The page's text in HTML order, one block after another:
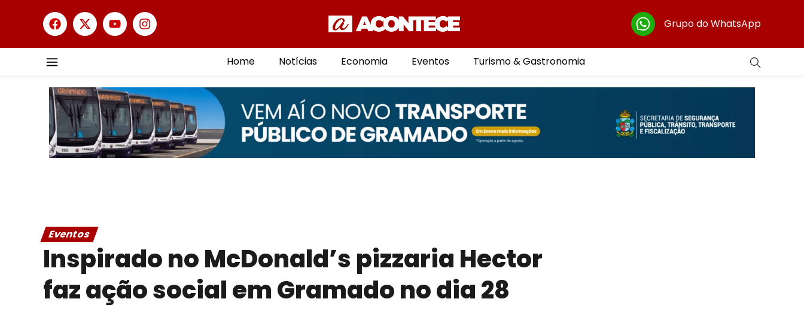
Grupo do WhatsApp
Home Notícias Economia Eventos Turismo & Gastronomia
Eventos
Inspirado no McDonald’s pizzaria Hector
faz ação social em Gramado no dia 28